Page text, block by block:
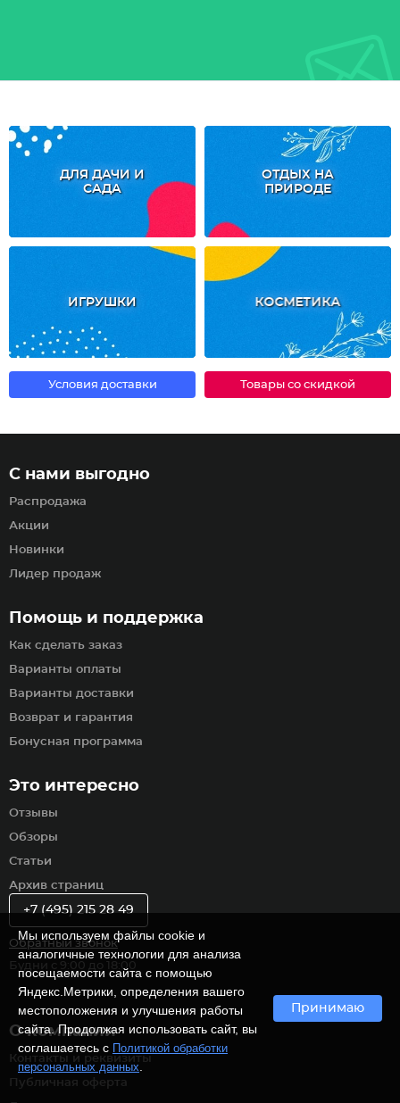
ДЛЯ ДАЧИ И
САДА
ОТДЫХ НА
ПРИРОДЕ
ИГРУШКИ КОСМЕТИКА
Условия доставки Товары со скидкой
Помощь и поддержка
Как сделать заказ
Варианты оплаты
Варианты доставки
Возврат и гарантия
Бонусная программа
С нами выгодно
Распродажа
Акции
Новинки
Лидер продаж
Это интересно
Отзывы
Обзоры
Статьи
Архив страниц
О компании
Контакты и реквизиты
Публичная оферта
+7 (495) 215 28 49
Обратный звонок
Будни с 9:00 до 18:00
Мы используем файлы cookie и
аналогичные технологии для анализа
посещаемости сайта с помощью
Яндекс.Метрики, определения вашего
местоположения и улучшения работы
сайта. Продолжая использовать сайт, вы
соглашаетесь с Политикой обработки
персональных данных
Принимаю